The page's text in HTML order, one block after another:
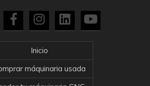
Inicio
máquinaria usada